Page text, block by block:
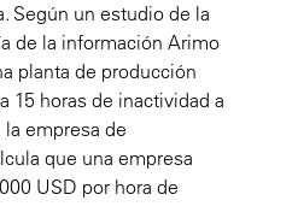
Según un estudio de la
de la información Arimo
planta de producción
15 horas de inactividad a
empresa de
que una empresa
USD por hora de